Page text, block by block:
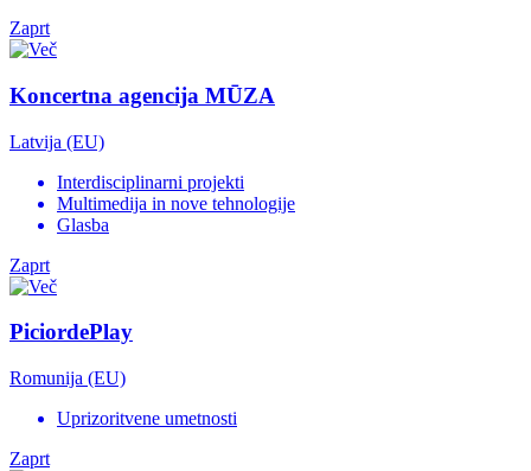
Zaprt
Koncertna agencija MŪZA
Latvija (EU)
Interdisciplinarni projekti
Multimedija in nove tehnologije
Glasba
Zaprt
PiciordePlay
Romunija (EU)
Uprizoritvene umetnosti
Zaprt